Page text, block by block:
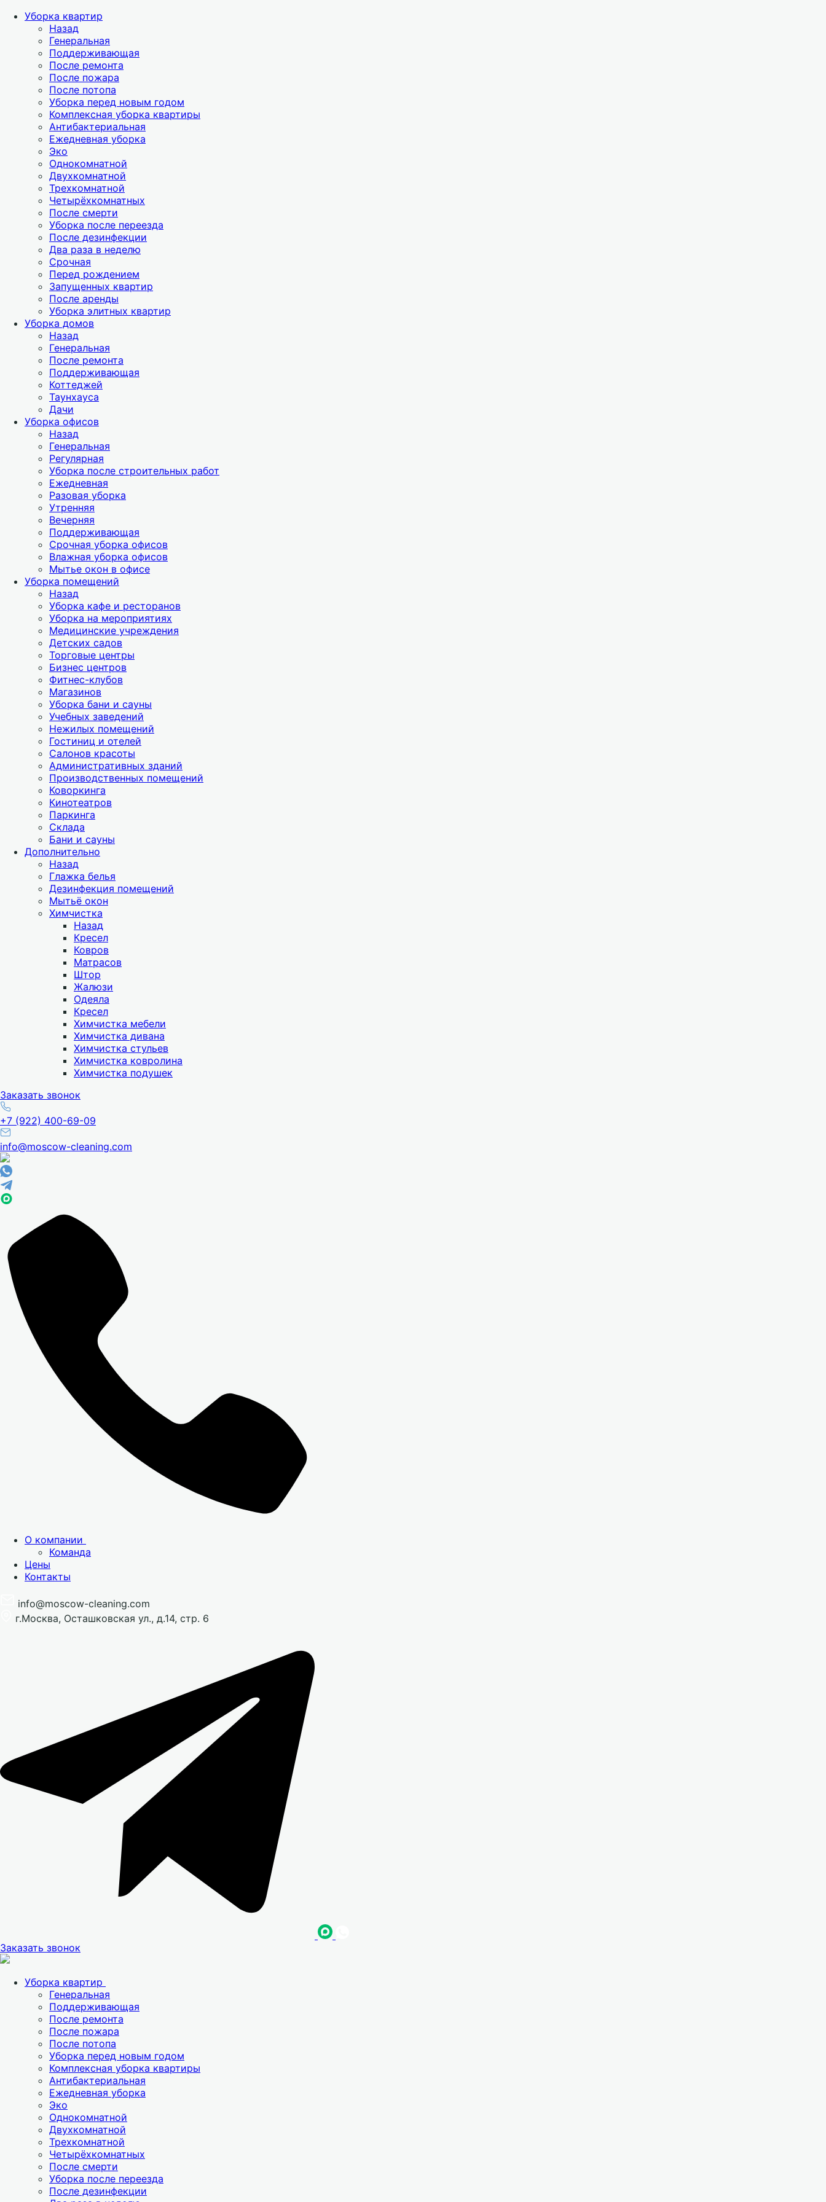
Уборка квартир
Назад
Генеральная
Поддерживающая
После ремонта
После пожара
После потопа
Уборка перед новым годом
Комплексная уборка квартиры
Антибактериальная
Ежедневная уборка
Эко
Однокомнатной
Двухкомнатной
Трехкомнатной
Четырёхкомнатных
После смерти
Уборка после переезда
После дезинфекции
Два раза в неделю
Срочная
Перед рождением
Запущенных квартир
После аренды
Уборка элитных квартир
Уборка домов
Назад
Генеральная
После ремонта
Поддерживающая
Коттеджей
Таунхауса
Дачи
Уборка офисов
Назад
Генеральная
Регулярная
Уборка после строительных работ
Ежедневная
Разовая уборка
Утренняя
Вечерняя
Поддерживающая
Срочная уборка офисов
Влажная уборка офисов
Мытье окон в офисе
Уборка помещений
Назад
Уборка кафе и ресторанов
Уборка на мероприятиях
Медицинские учреждения
Детских садов
Торговые центры
Бизнес центров
Фитнес-клубов
Магазинов
Уборка бани и сауны
Учебных заведений
Нежилых помещений
Гостиниц и отелей
Салонов красоты
Административных зданий
Производственных помещений
Коворкинга
Кинотеатров
Паркинга
Склада
Бани и сауны
Дополнительно
Назад
Глажка белья
Дезинфекция помещений
Мытьё окон
Химчистка
Назад
Кресел
Ковров
Матрасов
Штор
Жалюзи
Одеяла
Кресел
Химчистка мебели
Химчистка дивана
Химчистка стульев
Химчистка ковролина
Химчистка подушек
Заказать звонок
+7 (922) 400-69-09
info@moscow-cleaning.com
О компании
Команда
Цены
Контакты
info@moscow-cleaning.com
г.Москва, Осташковская ул., д.14, стр. 6
Заказать звонок
Уборка квартир
Генеральная
Поддерживающая
После ремонта
После пожара
После потопа
Уборка перед новым годом
Комплексная уборка квартиры
Антибактериальная
Ежедневная уборка
Эко
Однокомнатной
Двухкомнатной
Трехкомнатной
Четырёхкомнатных
После смерти
Уборка после переезда
После дезинфекции